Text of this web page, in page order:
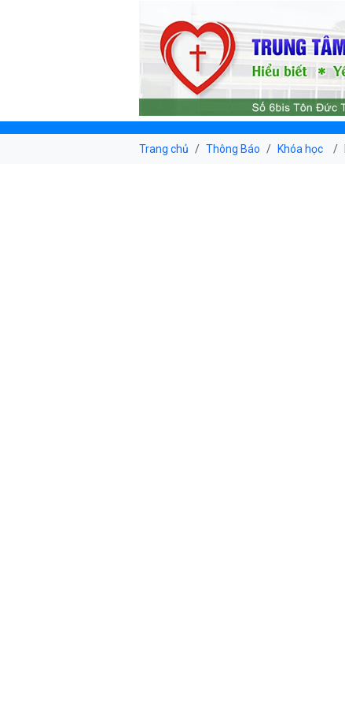
Trang chủ Thông Báo Khóa học